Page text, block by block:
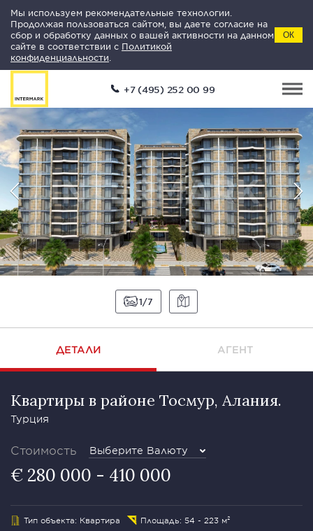
Мы используем рекомендательные технологии.
Продолжая пользоваться сайтом, вы даете согласие на
сбор и обработку данных о вашей активности на данном
сайте в соответствии с Политикой
конфиденциальности
ОК
+7 (495) 252 00 99
1 7
ДЕТАЛИ АГЕНТ
Квартиры в районе Тосмур, Алания.
Турция
Стоимость Выберите Валюту
€ 280 000 - 410 000
Тип объекта: Квартира Площадь: 54 - 223 м²